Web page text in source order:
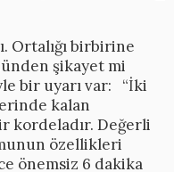
Ortalığı birbirine
şikayet mi
bir uyarı var: “İki
kalan
kordeladır. Değerli
özellikleri
önemsiz 6 dakika